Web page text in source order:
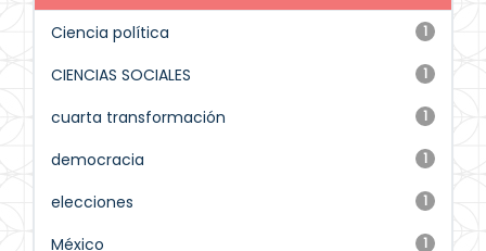
1
Ciencia política
1
CIENCIAS SOCIALES
1
cuarta transformación
1
democracia
1
elecciones
1
México